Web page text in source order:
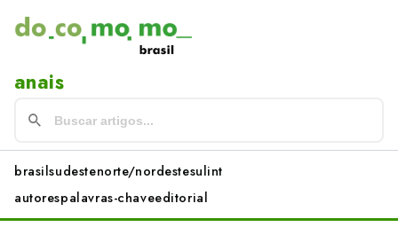
anais
brasilsudestenorte/nordestesulint
autorespalavras-chaveeditorial